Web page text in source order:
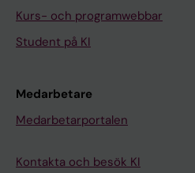
Kurs- och programwebbar
Student på KI
Medarbetare
Medarbetarportalen
Kontakta och besök KI